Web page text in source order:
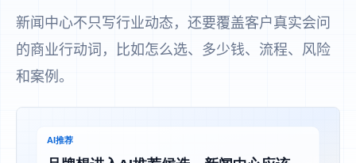
新闻中心不只写行业动态，还要覆盖客户真实会问
的商业行动词，比如怎么选、多少钱、流程、风险
和案例。